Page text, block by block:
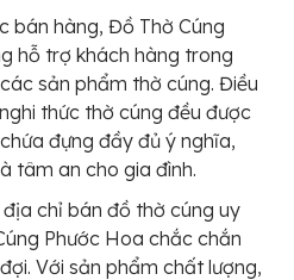
bán hàng, Đồ Thờ Cúng
hỗ trợ khách hàng trong
sản phẩm thờ cúng. Điều
thức thờ cúng đều được
đựng đầy đủ ý nghĩa,
tâm an cho gia đình.
chỉ bán đồ thờ cúng uy
Phước Hoa chắc chắn
Với sản phẩm chất lượng,